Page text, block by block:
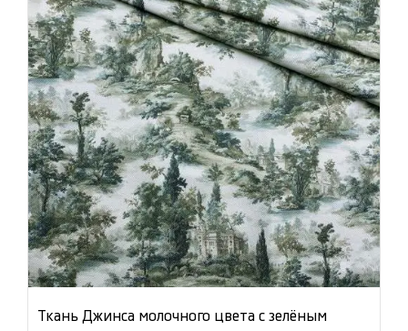
Ткань Джинса молочного цвета с зелёным